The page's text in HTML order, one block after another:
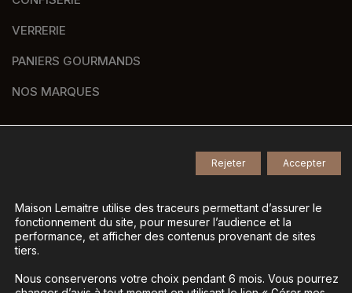
VERRERIE
PANIERS GOURMANDS
NOS MARQUES
Tous droits réservés -
Mentions légales-
Gestion des données personnelles-
Gérer mes cookies
Maison Lemaitre utilise des traceurs permettant d’assurer le
fonctionnement du site, pour mesurer l’audience et la
performance, et afficher des contenus provenant de sites
tiers.
Nous conserverons votre choix pendant 6 mois. Vous pourrez
Accepter
Rejeter